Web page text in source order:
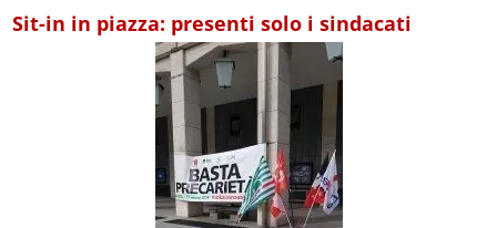
Sit-in in piazza: presenti solo i sindacati